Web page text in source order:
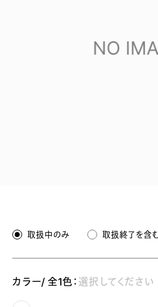
取扱中のみ 取扱終了を含
カラー/ 全1色： 選択してください